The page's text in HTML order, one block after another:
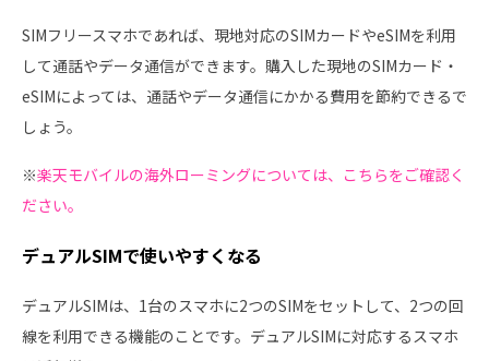
SIMフリースマホであれば、現地対応のSIMカードやeSIMを利用
して通話やデータ通信ができます。購入した現地のSIMカード・
eSIMによっては、通話やデータ通信にかかる費用を節約できるで
しょう。
※楽天モバイルの海外ローミングについては、こちらをご確認く
ださい。
デュアルSIMで使いやすくなる
デュアルSIMは、1台のスマホに2つのSIMをセットして、2つの回
線を利用できる機能のことです。デュアルSIMに対応するスマホ